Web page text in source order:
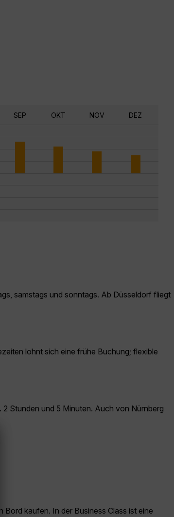
SEP OKT NOV DEZ
samstags und sonntags. Ab Düsseldorf fliegt
lohnt sich eine frühe Buchung; flexible
Stunden und 5 Minuten. Auch von Nürnberg
kaufen. In der Business Class ist eine